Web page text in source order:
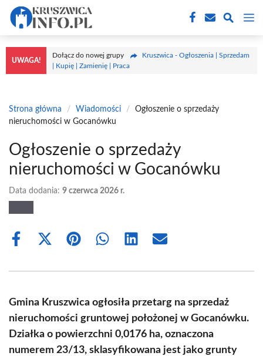
Przejdź
treści
UWAGA!
Dołącz do nowej grupy
Kruszwica - Ogłoszenia | Sprzedam
| Kupię | Zamienię | Praca
Strona główna / Wiadomości /
Ogłoszenie o sprzedaży
nieruchomości w Gocanówku
Ogłoszenie o sprzedaży
nieruchomości w Gocanówku
Data dodania: 9 czerwca 2026 r.
Share
Share
(Twitter)
Share Share Share Share
Gmina Kruszwica ogłosiła przetarg na sprzedaż
nieruchomości gruntowej położonej w Gocanówku.
Działka o powierzchni 0,0176 ha, oznaczona
numerem 23/13, sklasyfikowana jest jako grunty